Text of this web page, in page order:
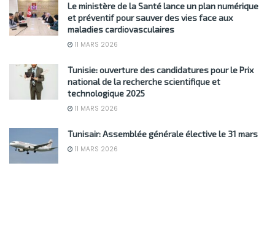
Le ministère de la Santé lance un plan numérique
et préventif pour sauver des vies face aux
maladies cardiovasculaires
11 MARS 2026
Tunisie: ouverture des candidatures pour le Prix
national de la recherche scientifique et
technologique 2025
11 MARS 2026
Tunisair: Assemblée générale élective le 31 mars
11 MARS 2026